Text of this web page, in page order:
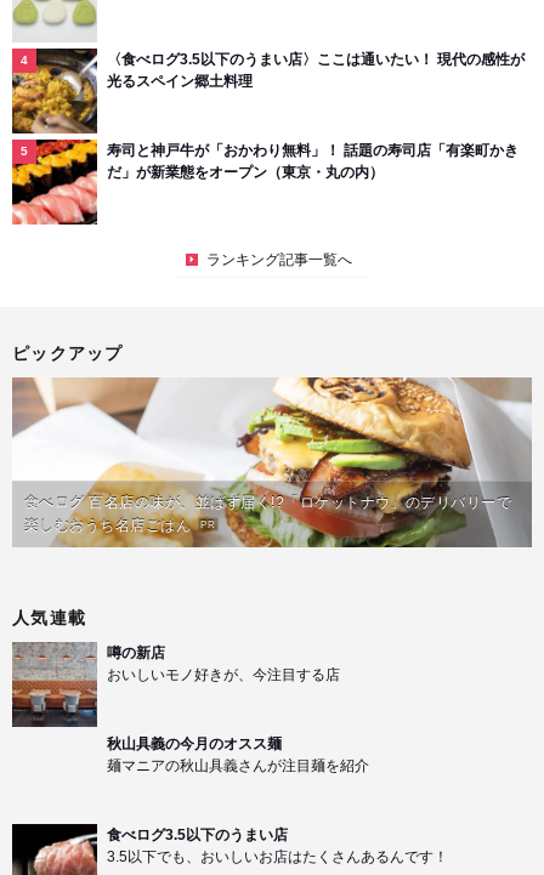
〈食べログ3.5以下のうまい店〉ここは通いたい！ 現代の感性が
光るスペイン郷土料理
寿司と神戸牛が「おかわり無料」！ 話題の寿司店「有楽町かき
だ」が新業態をオープン（東京・丸の内）
ランキング記事一覧へ
ピックアップ
食べログ 百名店の味が、並ばず届く!?「ロケットナウ」のデリバリーで
楽しむおうち名店ごはん PR
人気連載
噂の新店
おいしいモノ好きが、今注目する店
秋山具義の今月のオスス麺
麺マニアの秋山具義さんが注目麺を紹介
食べログ3.5以下のうまい店
3.5以下でも、おいしいお店はたくさんあるんです！